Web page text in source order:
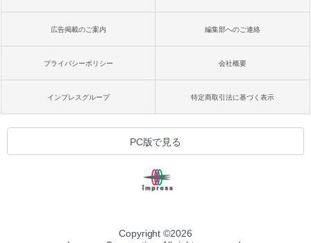
広告掲載のご案内 編集部へのご連絡
プライバシーポリシー 会社概要
インプレスグループ 特定商取引法に基づく表示
PC版で見る
Copyright ©2026